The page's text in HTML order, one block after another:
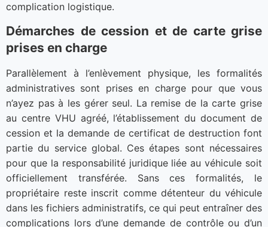
complication logistique.
Démarches de cession et de carte grise
prises en charge
Parallèlement à l’enlèvement physique, les formalités
administratives sont prises en charge pour que vous
n’ayez pas à les gérer seul. La remise de la carte grise
au centre VHU agréé, l’établissement du document de
cession et la demande de certificat de destruction font
partie du service global. Ces étapes sont nécessaires
pour que la responsabilité juridique liée au véhicule soit
officiellement transférée. Sans ces formalités, le
propriétaire reste inscrit comme détenteur du véhicule
dans les fichiers administratifs, ce qui peut entraîner des
complications lors d’une demande de contrôle ou d’un